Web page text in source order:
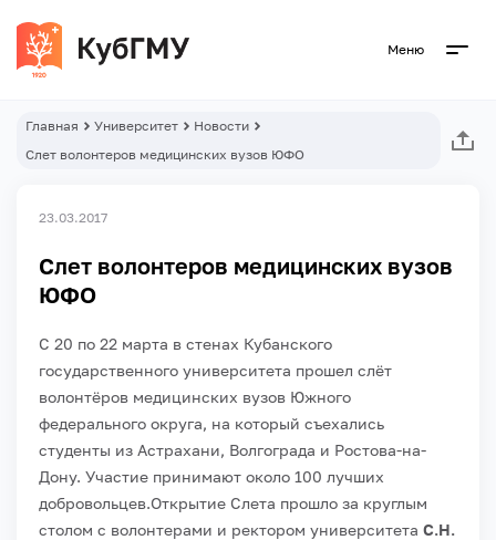
Меню
Главная Университет
Новости
Слет волонтеров медицинских вузов ЮФО
23.03.2017
Слет волонтеров медицинских вузов
ЮФО
С 20 по 22 марта в стенах Кубанского
государственного университета прошел слёт
волонтёров медицинских вузов Южного
федерального округа, на который съехались
студенты из Астрахани, Волгограда и Ростова-на-
Дону. Участие принимают около 100 лучших
добровольцев.Открытие Слета прошло за круглым
столом с волонтерами и ректором университета С.Н.